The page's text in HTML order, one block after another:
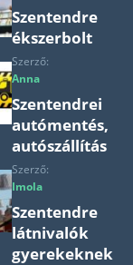
Szentendre
ékszerbolt
Szerző:
Anna
Szentendrei
autómentés,
autószállítás
Szerző:
Imola
Szentendre
látnivalók
gyerekeknek